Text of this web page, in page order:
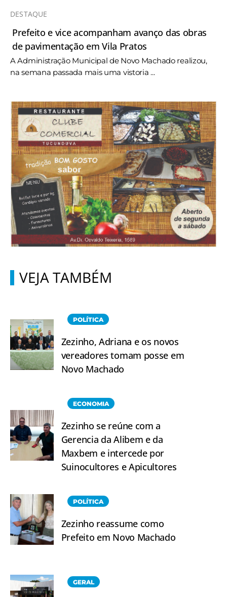
DESTAQUE
Prefeito e vice acompanham avanço das obras
de pavimentação em Vila Pratos
A Administração Municipal de Novo Machado realizou,
na semana passada mais uma vistoria ...
VEJA TAMBÉM
POLÍTICA
Zezinho, Adriana e os novos
vereadores tomam posse em
Novo Machado
ECONOMIA
Zezinho se reúne com a
Gerencia da Alibem e da
Maxbem e intercede por
Suinocultores e Apicultores
POLÍTICA
Zezinho reassume como
Prefeito em Novo Machado
GERAL